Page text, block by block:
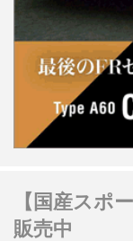
【国産スポ
販売中